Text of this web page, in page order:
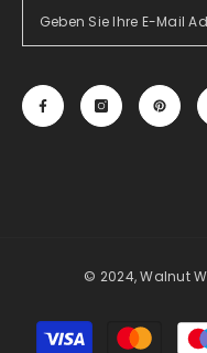
© 2024, Walnut